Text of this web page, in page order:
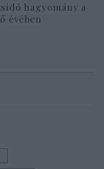
hagyomány a
évében